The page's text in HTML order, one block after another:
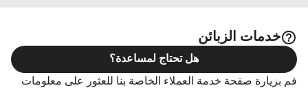
خدمات الزبائن
قم بزيارة صفحة خدمة العملاء الخاصة بنا للعثور على معلومات
هل تحتاج لمساعدة؟